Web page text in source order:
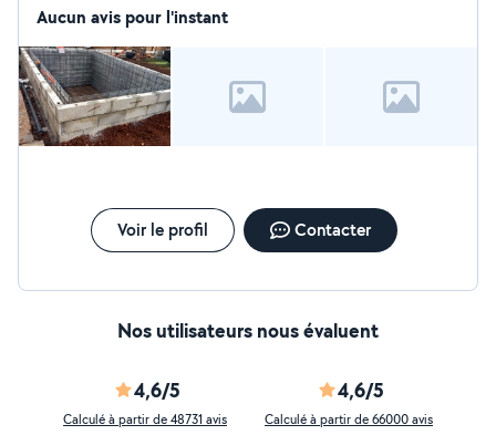
Aucun avis pour l'instant
Voir le profil Contacter
Nos utilisateurs nous évaluent
4,6/5
Calculé à partir de 48731 avis
4,6/5
Calculé à partir de 66000 avis